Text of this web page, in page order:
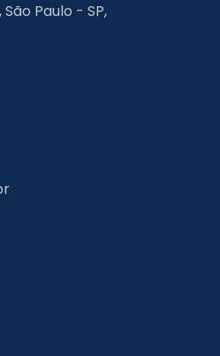
Paulo - SP,